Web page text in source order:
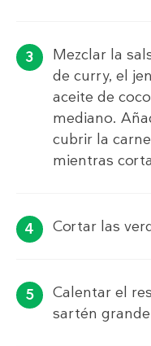
Mezclar la
de curry, el
aceite de
mediano.
cubrir la
mientras
Cortar las
Calentar el
sartén